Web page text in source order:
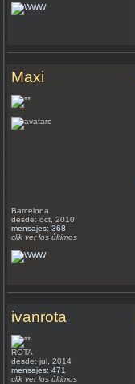
Maxi
Barcelona
desde: oct, 2010
mensajes: 368
clik ver los últimos
ivanrota
ROTA
desde: jul, 2014
mensajes: 471
clik ver los últimos